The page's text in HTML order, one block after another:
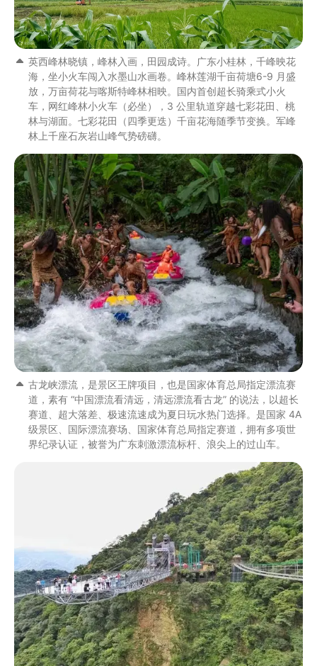
英西峰林晓镇，峰林入画，田园成诗。广东小桂林，千峰映花
海，坐小火车闯入水墨山水画卷。峰林莲湖千亩荷塘6-9 月盛
放，万亩荷花与喀斯特峰林相映。国内首创超长骑乘式小火
车，网红峰林小火车（必坐），3 公里轨道穿越七彩花田、桃
林与湖面。七彩花田（四季更迭）千亩花海随季节变换。军峰
林上千座石灰岩山峰气势磅礴。
古龙峡漂流，是景区王牌项目，也是国家体育总局指定漂流赛
道，素有 “中国漂流看清远，清远漂流看古龙” 的说法，以超长
赛道、超大落差、极速流速成为夏日玩水热门选择。是国家 4A
级景区、国际漂流赛场、国家体育总局指定赛道，拥有多项世
界纪录认证，被誉为广东刺激漂流标杆、浪尖上的过山车。